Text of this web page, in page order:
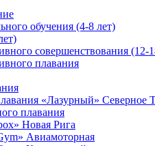
обучения (4-8 лет)
совершенствования (12-
плавания
«Лазурный» Северное
плавания
Новая Рига
Авиамоторная